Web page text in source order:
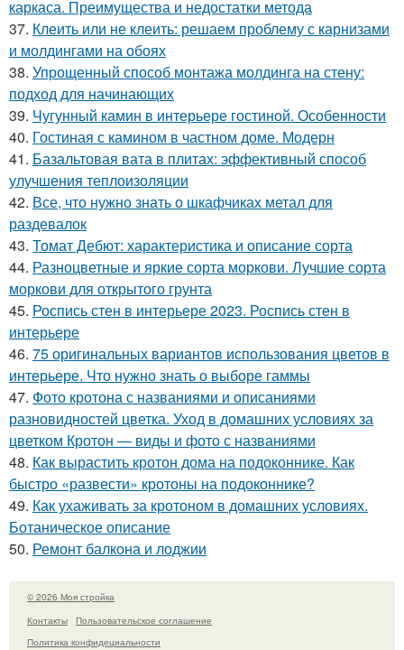
каркаса. Преимущества и недостатки метода
37. Клеить или не клеить: решаем проблему с карнизами
и молдингами на обоях
38. Упрощенный способ монтажа молдинга на стену:
подход для начинающих
39. Чугунный камин в интерьере гостиной. Особенности
40. Гостиная с камином в частном доме. Модерн
41. Базальтовая вата в плитах: эффективный способ
улучшения теплоизоляции
42. Все, что нужно знать о шкафчиках метал для
раздевалок
43. Томат Дебют: характеристика и описание сорта
44. Разноцветные и яркие сорта моркови. Лучшие сорта
моркови для открытого грунта
45. Роспись стен в интерьере 2023. Роспись стен в
интерьере
46. 75 оригинальных вариантов использования цветов в
интерьере. Что нужно знать о выборе гаммы
47. Фото кротона с названиями и описаниями
разновидностей цветка. Уход в домашних условиях за
цветком Кротон — виды и фото с названиями
48. Как вырастить кротон дома на подоконнике. Как
быстро «развести» кротоны на подоконнике?
49. Как ухаживать за кротоном в домашних условиях.
Ботаническое описание
50. Ремонт балкона и лоджии
© 2026 Моя стройка
Контакты
Пользовательское соглашение
Политика конфидециальности